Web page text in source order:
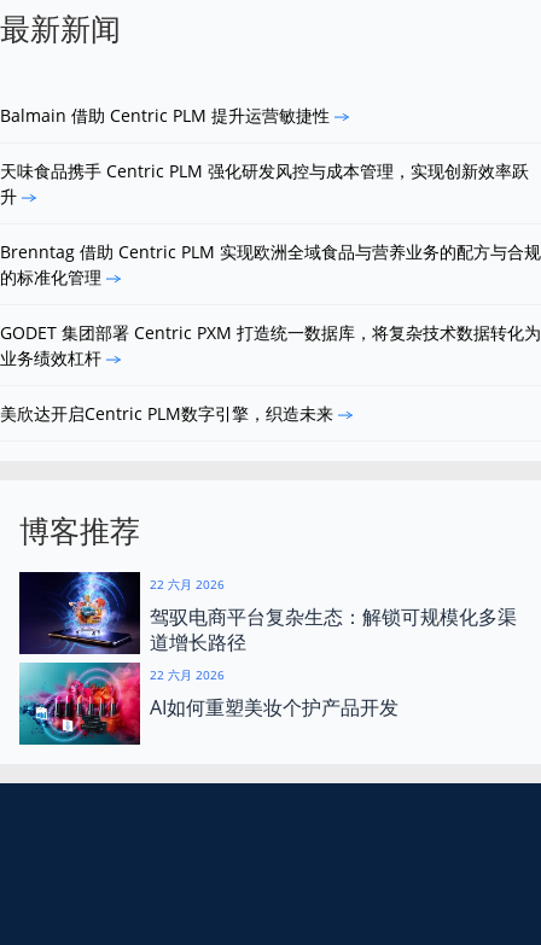
最新新闻
Balmain 借助 Centric PLM 提升运营敏捷性
天味食品携手 Centric PLM 强化研发风控与成本管理，实现创新效率跃
升
Brenntag 借助 Centric PLM 实现欧洲全域食品与营养业务的配方与合规
的标准化管理
GODET 集团部署 Centric PXM 打造统一数据库，将复杂技术数据转化为
业务绩效杠杆
美欣达开启Centric PLM数字引擎，织造未来
博客推荐
22 六月 2026
驾驭电商平台复杂生态：解锁可规模化多渠
道增长路径
22 六月 2026
AI如何重塑美妆个护产品开发